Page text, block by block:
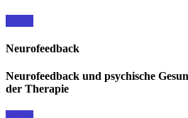
Neurofeedback
Neurofeedback und psychische
der Therapie